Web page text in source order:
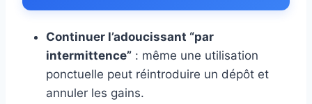
Continuer l’adoucissant “par
intermittence” : même une utilisation
ponctuelle peut réintroduire un dépôt et
annuler les gains.